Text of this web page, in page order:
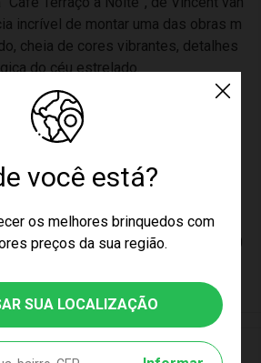
você está?
os melhores brinquedos com
preços da sua região.
SUA LOCALIZAÇÃO
incrível de montar uma das obras m
cheia de cores vibrantes, detalhes
do céu estrelado.
relaxar, estimular a mente ou até
depois de pronto!
10 anos
cabeça com 500 peças
30x 22 cm
BRI/ICEPEX-N 01264-25 - NM300